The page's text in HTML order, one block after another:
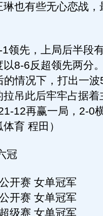
也有些无心恋战
先，上局后半段
8-6反超领先两分
情况下，打出一
吊此后牢牢占据着
12再赢一局，2-0
育 程田）
冠
赛 女单冠军
赛 女单冠军
赛 女单冠军